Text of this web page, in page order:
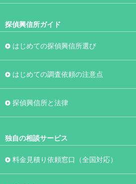
探偵興信所ガイド
はじめての探偵興信所選び
はじめての調査依頼の注意点
探偵興信所と法律
独自の相談サービス
料金見積り依頼窓口（全国対応）